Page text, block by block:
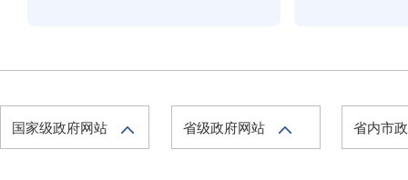
国家级政府网站 省级政府网站 省内市